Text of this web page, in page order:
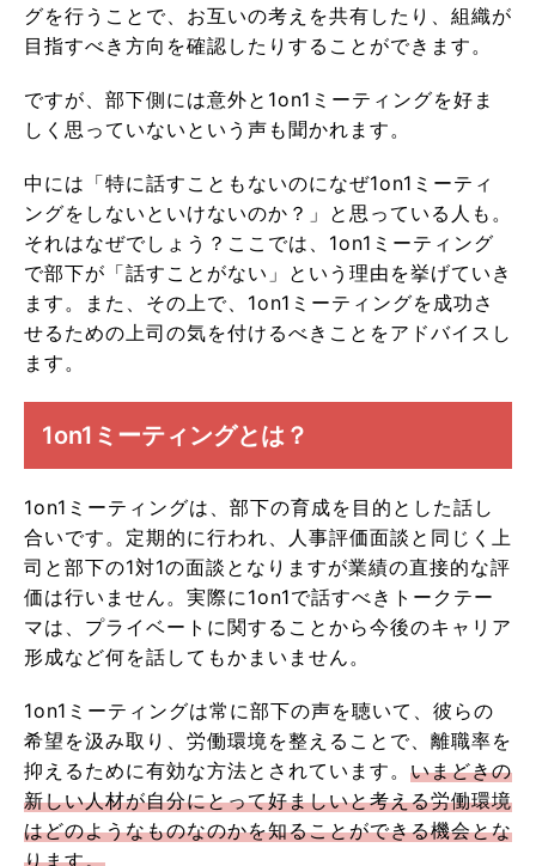
グを行うことで、お互いの考えを共有したり、組織が
目指すべき方向を確認したりすることができます。
ですが、部下側には意外と1on1ミーティングを好ま
しく思っていないという声も聞かれます。
中には「特に話すこともないのになぜ1on1ミーティ
ングをしないといけないのか？」と思っている人も。
それはなぜでしょう？ここでは、1on1ミーティング
で部下が「話すことがない」という理由を挙げていき
ます。また、その上で、1on1ミーティングを成功さ
せるための上司の気を付けるべきことをアドバイスし
ます。
1on1ミーティングとは？
1on1ミーティングは、部下の育成を目的とした話し
合いです。定期的に行われ、人事評価面談と同じく上
司と部下の1対1の面談となりますが業績の直接的な評
価は行いません。実際に1on1で話すべきトークテー
マは、プライベートに関することから今後のキャリア
形成など何を話してもかまいません。
1on1ミーティングは常に部下の声を聴いて、彼らの
希望を汲み取り、労働環境を整えることで、離職率を
抑えるために有効な方法とされています。 いまどきの
新しい人材が自分にとって好ましいと考える労働環境
はどのようなものなのかを知ることができる機会とな
ります。